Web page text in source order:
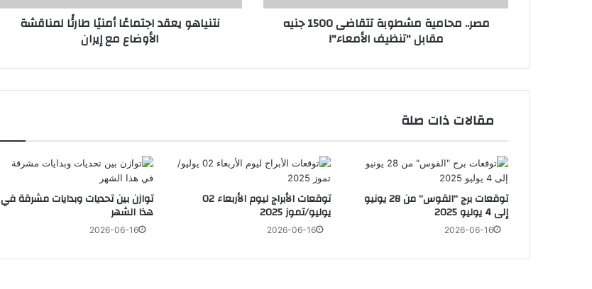
إيران
نتنياهو يعقد اجتماعًا أمنيًا طارئًا لمناقشة
الأوضاع مع إيران
الأمعاء"!
مصر.. محامية مشطوبة تتقاضى 1500 جنيه
مقابل "تنظيف الأمعاء"!
مقالات ذات صلة
توازن بين تحديات وبدايات مشرقة في
هذا الشهر
2026-06-16
توقعات الأبراج ليوم الأربعاء 02
يوليو/تموز 2025
2026-06-16
توقعات برج “القوس” من 28 يونيو
إلى 4 يوليو 2025
2026-06-16